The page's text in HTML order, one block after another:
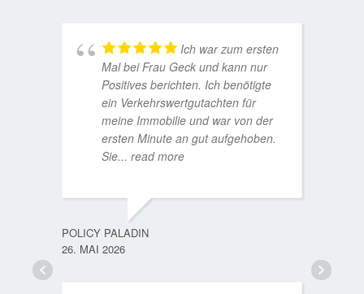
Ich war zum ersten
Mal bei Frau Geck und kann nur
Positives berichten. Ich benötigte
ein Verkehrswertgutachten für
meine Immobilie und war von der
ersten Minute an gut aufgehoben.
Sie... read more
POLICY PALADIN
26. MAI 2026